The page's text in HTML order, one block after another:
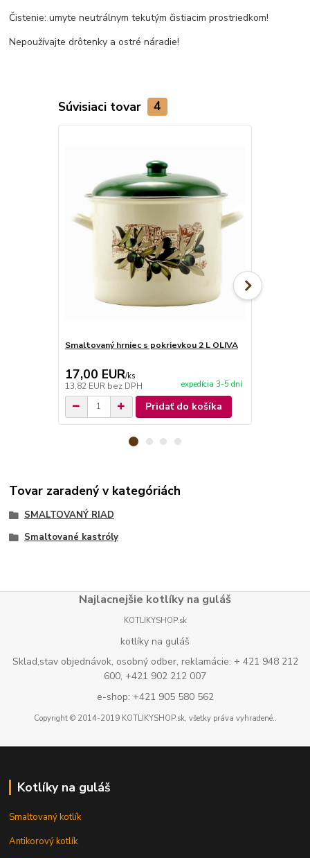
Čistenie: umyte neutrálnym tekutým čistiacim prostriedkom!
Nepoužívajte drôtenky a ostré náradie!
Súvisiaci tovar 4
Smaltovaný hrniec s pokrievkou 2 L OLIVA
17,00 EUR/ks
13,82 EUR bez DPH expedícia 3-5 dní
Pridať do košíka
Tovar zaradený v kategóriách
SMALTOVANÝ RIAD
Smaltované kastróly
Najlacnejšie kotlíky na guláš
KOTLIKYSHOP.sk
kotlíky na guláš
Sklad,stav objednávok, osobný odber, reklamácie: + 421 948 212
600, +421 902 212 007
e-shop: +421 905 580 562
Copyright © 2014-2019 KOTLIKYSHOP.sk, všetky práva vyhradené..
Kotlíky na guláš
Smaltovaný kotlík
Antikorový kotlík